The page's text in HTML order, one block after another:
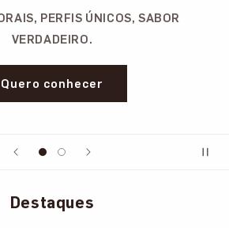
PERFIS ÚNICOS, SABOR
VERDADEIRO.
Quero conhecer
Destaques